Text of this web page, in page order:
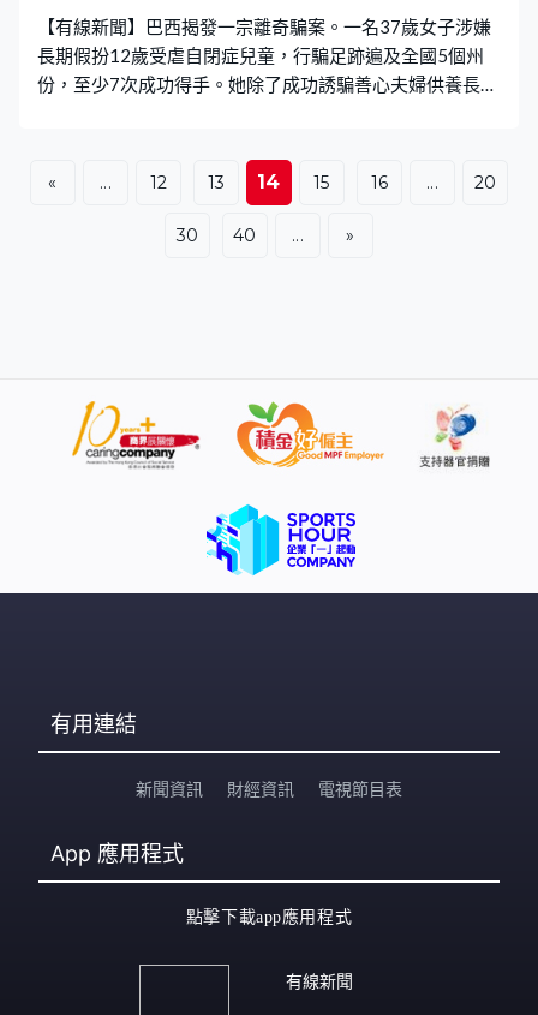
【有線新聞】巴西揭發一宗離奇騙案。一名37歲女子涉嫌
長期假扮12歲受虐自閉症兒童，行騙足跡遍及全國5個州
份，至少7次成功得手。她除了成功誘騙善心夫婦供養長達
名潛入教會求助 涉案女子為37歲的奧利維拉（Amanda
Maria Souza de Oliveira）。她早前使用假名「Gabriele」
向南部城市若因維利（Joinville）一間教會求助，謊稱自己
刻意模仿幼童： 每日啜奶嘴、用奶樽、抱嬰兒毛氈入睡，
說話時特意提高聲線模仿童聲，並定時在深夜假裝恐慌發
作。 ● 拒絕上學及辦手續： 寄養夫婦多次提出正式領養，
絕上學。 該對夫婦對她視如己出，照顧起居飲食、為她舉
« ... 12 13 14 15 16 ... 20
30 40 ... »
有用連結
新聞資訊 財經資訊 電視節目表
App 應用程式
點擊下載app應用程式
有線新聞